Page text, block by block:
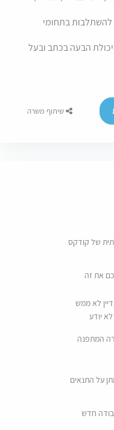
עם ניסיון של 0-5 שנים להשתלבות בתחומי
הבעה בכתב ובעל
שיתוף משרה
של קודקס
את זה
לא ממש
יודע
המתפנה
על התנאים
חדש